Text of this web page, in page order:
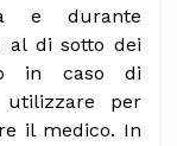
e durante
al di sotto dei
in caso di
utilizzare per
il medico. In